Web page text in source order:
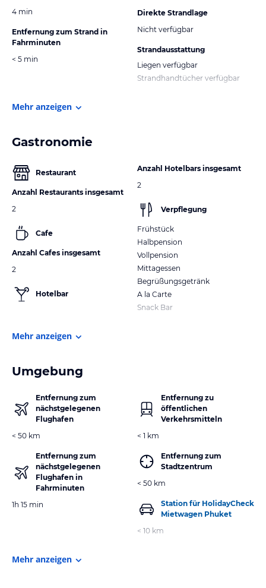
4 min
Entfernung zum Strand in
Fahrminuten
< 5 min
Direkte Strandlage
Nicht verfügbar
Strandausstattung
Liegen verfügbar
Strandhandtücher verfügbar
Mehr anzeigen
Gastronomie
Restaurant
Anzahl Restaurants insgesamt
2
Cafe
Anzahl Cafes insgesamt
2
Hotelbar
Anzahl Hotelbars insgesamt
2
Verpflegung
Frühstück
Halbpension
Vollpension
Mittagessen
Begrüßungsgetränk
A la Carte
Snack Bar
Mehr anzeigen
Umgebung
Entfernung zum
nächstgelegenen
Flughafen
< 50 km
Entfernung zum
nächstgelegenen
Flughafen in
Fahrminuten
1h 15 min
Entfernung zu
öffentlichen
Verkehrsmitteln
< 1 km
Entfernung zum
Stadtzentrum
< 50 km
Station für HolidayCheck
Mietwagen Phuket
< 10 km
Mehr anzeigen